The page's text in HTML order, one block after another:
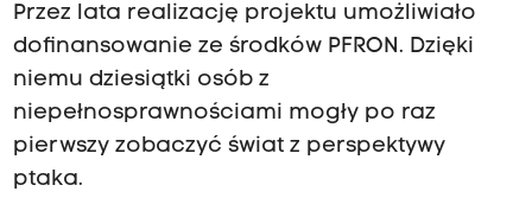
Przez lata realizację projektu umożliwiało
dofinansowanie ze środków PFRON. Dzięki
niemu dziesiątki osób z
niepełnosprawnościami mogły po raz
pierwszy zobaczyć świat z perspektywy
ptaka.